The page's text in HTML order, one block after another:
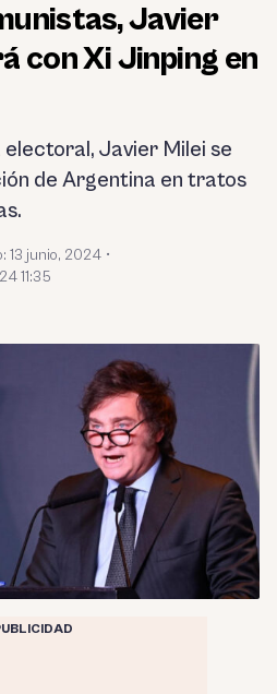
Javier
con Xi Jinping en
Javier Milei se
de Argentina en tratos
13 junio, 2024 •
11:35